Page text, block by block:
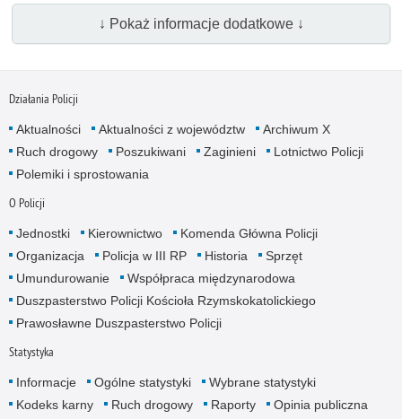
↓ Pokaż informacje dodatkowe ↓
Działania Policji
Aktualności Aktualności z województw
Archiwum X
Ruch drogowy
Poszukiwani Zaginieni
Lotnictwo Policji
Polemiki i sprostowania
O Policji
Jednostki Kierownictwo
Komenda Główna Policji
Organizacja
Policja w III RP Historia
Sprzęt
Umundurowanie
Współpraca międzynarodowa
Duszpasterstwo Policji Kościoła Rzymskokatolickiego
Prawosławne Duszpasterstwo Policji
Statystyka
Informacje Ogólne statystyki
Wybrane statystyki
Kodeks karny
Ruch drogowy Raporty Opinia publiczna